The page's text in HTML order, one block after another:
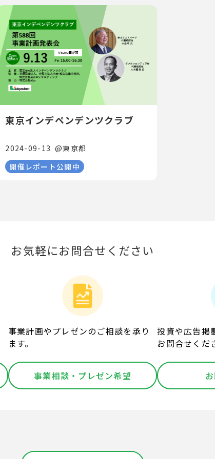
東京インデペンデンツクラブ
2024-09-13 @東京都
開催レポート公開中
お気軽にお問合せください
事業計画やプレゼンのご相談を承り
ます。
事業相談・プレゼン希望
投資や広告掲
お問合せくだ